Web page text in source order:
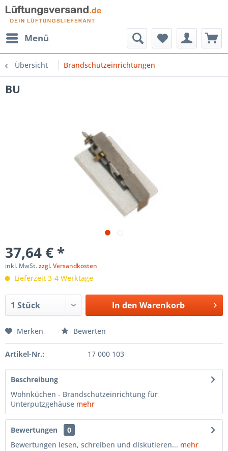
Menü
Übersicht Brandschutzeinrichtungen
BU
37,64 € *
inkl. MwSt.zzgl. Versandkosten
Lieferzeit 3-4 Werktage
In den Warenkorb
Merken Bewerten
Artikel-Nr.: 17 000 103
Beschreibung
Wohnküchen - Brandschutzeinrichtung für
Unterputzgehäuse mehr
Bewertungen
0
Bewertungen lesen, schreiben und diskutieren... mehr